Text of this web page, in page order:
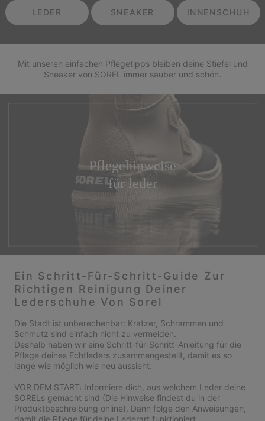
LEDER SNEAKER INNENSCHUH
Mit unseren einfachen Pflegetipps bleiben deine Stiefel und
Sneaker von SOREL immer sauber und schön.
Pflegehinweise
für leder
Ein Schritt-Für-Schritt-Guide Zur
Richtigen Reinigung Deiner
Lederschuhe Von Sorel
Die Stadt ist unberechenbar: Kratzer, Schrammen und
Schmutz sind einfach nicht zu vermeiden.
Deshalb haben wir eine Schritt-für-Schritt-Anleitung für die
Pflege deines Echtleders zusammengestellt, damit es so
lange wie möglich wie neu aussieht.
VOR DEM START: Informiere dich, aus welchem Leder deine
SORELs gemacht sind (Die Hinweise findest du in der
Produktbeschreibung online). Dann folge den Anweisungen,
damit die Pflege für deine Lederart funktioniert.